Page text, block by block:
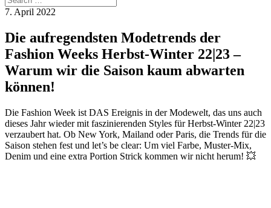
7. April 2022
Die aufregendsten Modetrends der
Fashion Weeks Herbst-Winter 22|23 –
Warum wir die Saison kaum abwarten
können!
Die Fashion Week ist DAS Ereignis in der Modewelt, das uns auch
dieses Jahr wieder mit faszinierenden Styles für Herbst-Winter 22|23
verzaubert hat. Ob New York, Mailand oder Paris, die Trends für die
Saison stehen fest und let’s be clear: Um viel Farbe, Muster-Mix,
Denim und eine extra Portion Strick kommen wir nicht herum! 💥